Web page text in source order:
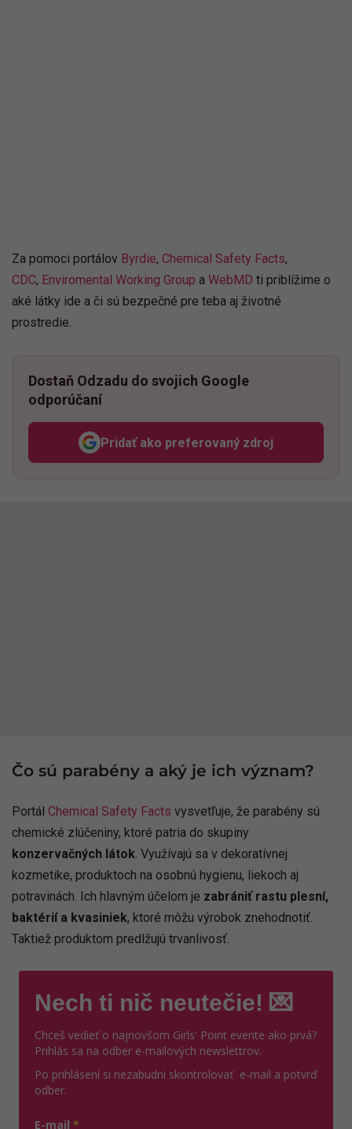
Za pomoci portálov Byrdie, Chemical Safety Facts,
CDC, Enviromental Working Group a WebMD ti priblížime o
aké látky ide a či sú bezpečné pre teba aj životné
prostredie.
Dostaň Odzadu do svojich Google
odporúčaní
Pridať ako preferovaný zdroj
Odzadu, odkaz sa otvorí v
Čo sú parabény a aký je ich význam?
Portál Chemical Safety Facts vysvetľuje, že parabény sú
chemické zlúčeniny, ktoré patria do skupiny
konzervačných látok. Využívajú sa v dekoratívnej
kozmetike, produktoch na osobnú hygienu, liekoch aj
potravinách. Ich hlavným účelom je zabrániť rastu plesní,
baktérií a kvasiniek, ktoré môžu výrobok znehodnotiť.
Taktiež produktom predlžujú trvanlivosť.
Nech ti nič neutečie! 💌
Chceš vedieť o najnovšom Girls' Point evente ako prvá?
Prihlás sa na odber e-mailových newslettrov.
Po prihlásení si nezabudni skontrolovať e-mail a potvrď
odber.
E-mail *